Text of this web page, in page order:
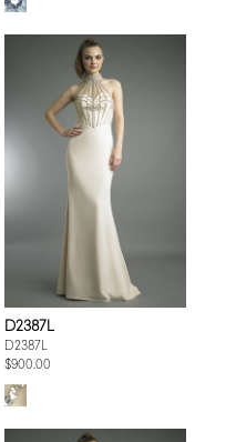
D2387L
D2387L
$900.00